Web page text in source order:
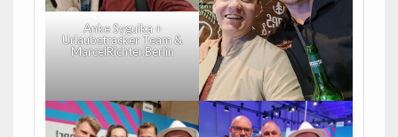
Anke Sygulka +
Urlaubstracker Team &
MarcelRichter.Berlin